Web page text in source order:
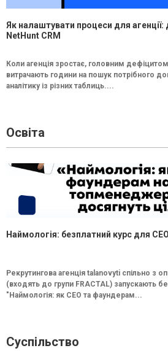
Як налаштувати процеси для агенції:
NetHunt CRM
Коли агенція зростає, головним
витрачають години на пошук потрібного
аналітику із різних таблиць....
Освіта
Наймологія: безплатний курс для
Рекрутингова агенція talanovyti спільно з
(входять до групи FRACTAL) запускають
"Наймологія: як СEO та фаундерам...
Суспільство